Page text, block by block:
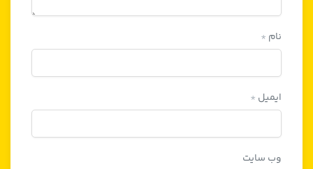
نام *
ایمیل *
وب‌ سایت